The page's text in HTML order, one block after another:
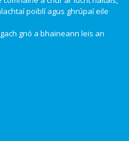
poiblí agus ghrúpaí eile
gnó a bhaineann leis an